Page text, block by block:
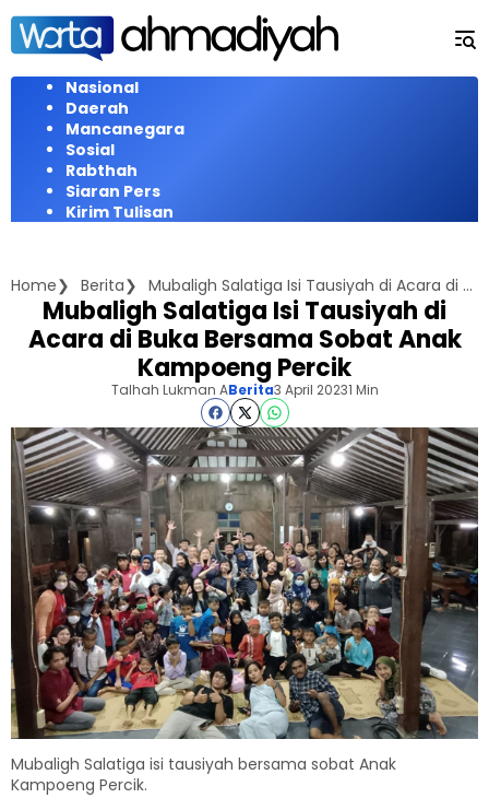
Langsung
konten
Nasional
Daerah
Mancanegara
Sosial
Rabthah
Siaran Pers
Kirim Tulisan
Home Berita Mubaligh Salatiga Isi Tausiyah di Acara di Buka Bersama Sobat Anak Kampoeng Percik
Mubaligh Salatiga Isi Tausiyah di
Acara di Buka Bersama Sobat Anak
Kampoeng Percik
Talhah Lukman ABerita3 April 20231 Min
Mubaligh Salatiga isi tausiyah bersama sobat Anak
Kampoeng Percik.